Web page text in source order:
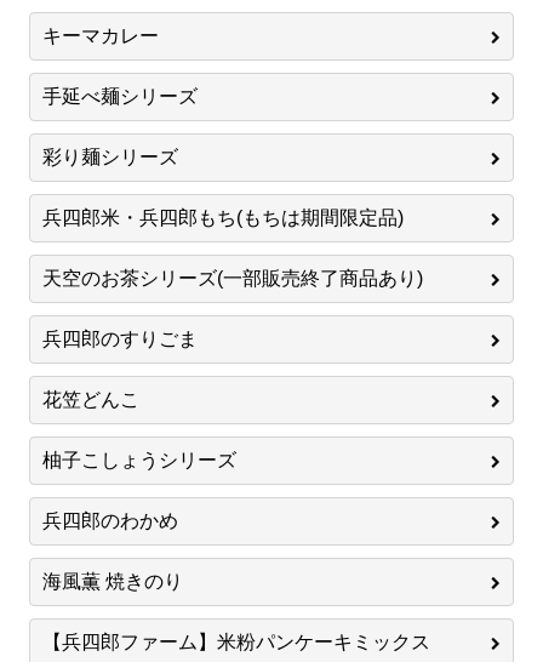
キーマカレー
手延べ麺シリーズ
彩り麺シリーズ
兵四郎米・兵四郎もち(もちは期間限定品)
天空のお茶シリーズ(一部販売終了商品あり)
兵四郎のすりごま
花笠どんこ
柚子こしょうシリーズ
兵四郎のわかめ
海風薫 焼きのり
【兵四郎ファーム】米粉パンケーキミックス